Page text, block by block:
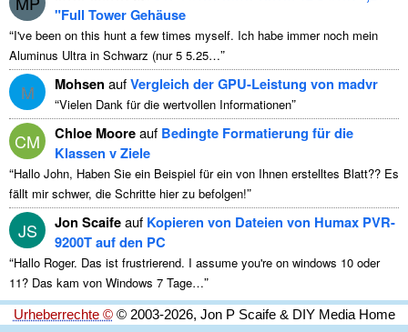
"Full Tower Gehäuse
“I've been on this hunt a few times myself. Ich habe immer noch mein
Aluminus Ultra in Schwarz (nur 5 5.25…”
M Mohsen aufVergleich der GPU-Leistung von madvr
“Vielen Dank für die wertvollen Informationen”
CM Chloe Mooreauf Bedingte Formatierung für die
Klassen v Ziele
“Hallo John, Haben Sie ein Beispiel für ein von Ihnen erstelltes Blatt?? Es
fällt mir schwer, die Schritte hier zu befolgen!”
JS Jon Scaifeauf Kopieren von Dateien von Humax PVR-
9200T auf den PC
“Hallo Roger. Das ist frustrierend. I assume you're on windows 10 oder
11? Das kam von Windows 7 Tage…”
Urheberrechte ©© 2003-2026, Jon P Scaife & DIY Media Home